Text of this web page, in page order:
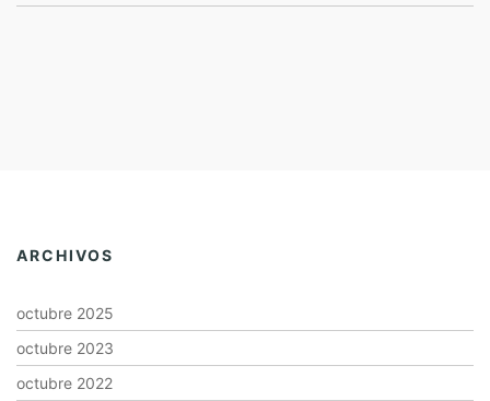
ARCHIVOS
octubre 2025
octubre 2023
octubre 2022